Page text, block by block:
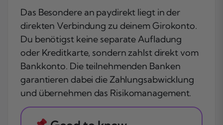
Das Besondere an paydirekt liegt in der
direkten Verbindung zu deinem Girokonto.
Du benötigst keine separate Aufladung
oder Kreditkarte, sondern zahlst direkt vom
Bankkonto. Die teilnehmenden Banken
garantieren dabei die Zahlungsabwicklung
und übernehmen das Risikomanagement.